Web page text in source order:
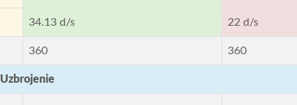
34.13 d/s 22 d/s
360 360
Uzbrojenie